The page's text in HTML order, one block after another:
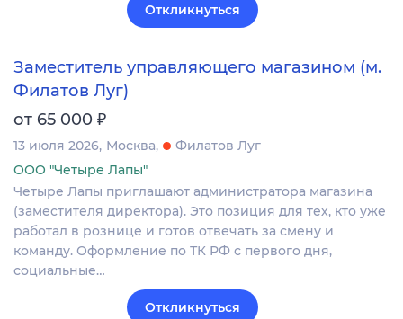
Откликнуться
Заместитель управляющего магазином (м.
Филатов Луг)
от 65 000 ₽
13 июля 2026 Москва
Филатов Луг
ООО "Четыре Лапы"
Четыре Лапы приглашают администратора магазина
(заместителя директора). Это позиция для тех, кто уже
работал в рознице и готов отвечать за смену и
команду. Оформление по ТК РФ с первого дня,
социальные…
Откликнуться